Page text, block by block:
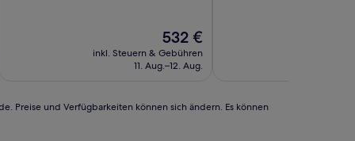
Der
Preis
beträgt
532 €
inkl. Steuern & Gebühren
11. Aug.–12. Aug.
Preise und Verfügbarkeiten können sich ändern. Es können